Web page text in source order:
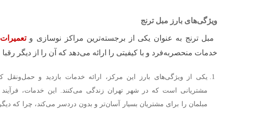
ویژگی‌های بارز مبل ترنج
مبل ترنج به عنوان یکی از برجسته‌ترین مراکز نوسازی و
خدمات منحصربه‌فرد و با کیفیتی را ارائه می‌دهد که آن را از دیگر
یکی از ویژگی‌های بارز این مرکز، ارائه خدمات بازدید و حمل‌ونقل
مشتریانی است که در شهر تهران زندگی می‌کنند. این خدمات، فرآیند
مبلمان را برای مشتریان بسیار آسان‌تر و بدون دردسر می‌کند، چرا که